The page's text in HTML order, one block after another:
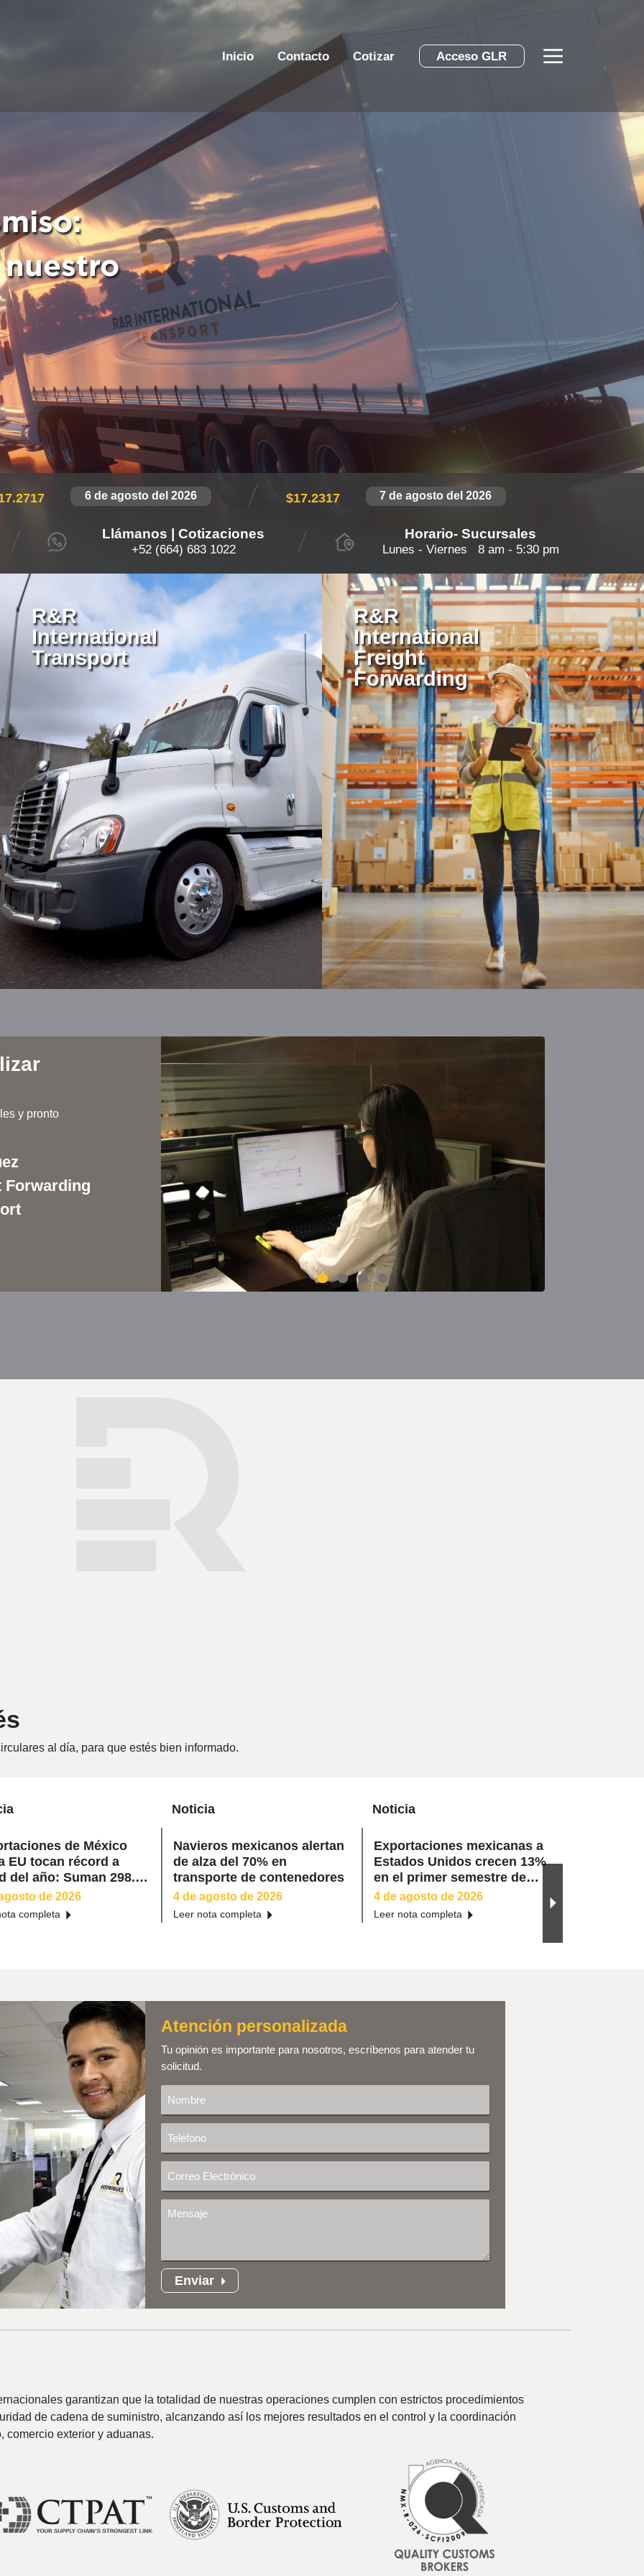
Inicio Contacto Cotizar Acceso GLR
6 de agosto del 2026 $17.2317 7 de agosto del 2026
Llámanos | Cotizaciones
+52 (664) 683 1022
Horario- Sucursales
Lunes - Viernes 8 am - 5:30 pm
R&R
International
Transport
R&R
International
Freight
Forwarding
y pronto
Forwarding
al día, para que estés bien informado.
de México
EU tocan récord a
del año: Suman 298.2
de dólares
de 2026
completa
Noticia
Navieros mexicanos alertan
de alza del 70% en
transporte de contenedores
4 de agosto de 2026
Leer nota completa
Noticia
Exportaciones mexicanas a
Estados Unidos crecen 13%
en el primer semestre de
2026
4 de agosto de 2026
Leer nota completa
Atención personalizada
Tu opinión es importante para nosotros, escríbenos para atender tu
solicitud.
Enviar
garantizan que la totalidad de nuestras operaciones cumplen con estrictos procedimientos
de cadena de suministro, alcanzando así los mejores resultados en el control y la coordinación
comercio exterior y aduanas.